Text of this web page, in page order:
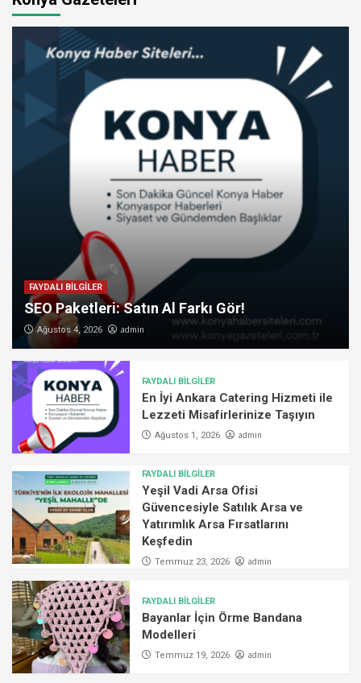
FAYDALI BİLGİLER
SEO Paketleri: Satın Al Farkı Gör!
Ağustos 4, 2026 admin
FAYDALI BİLGİLER
En İyi Ankara Catering Hizmeti ile
Lezzeti Misafirlerinize Taşıyın
Ağustos 1, 2026 admin
FAYDALI BİLGİLER
Yeşil Vadi Arsa Ofisi
Güvencesiyle Satılık Arsa ve
Yatırımlık Arsa Fırsatlarını
Keşfedin
Temmuz 23, 2026 admin
FAYDALI BİLGİLER
Bayanlar İçin Örme Bandana
Modelleri
Temmuz 19, 2026 admin